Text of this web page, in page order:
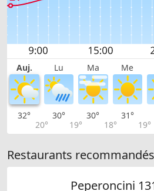
Auj. Lu Ma Me
32°
20°
30°
19°
30°
18°
31°
19°
Restaurants recommandés
Peperoncini